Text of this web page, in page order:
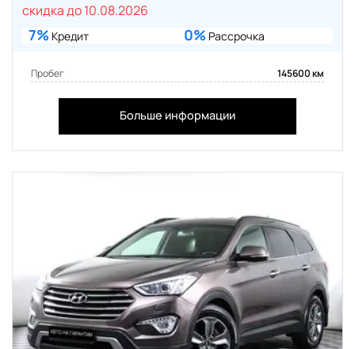
скидка до 10.08.2026
7% Кредит 0% Рассрочка
Пробег 145600 км
Больше информации